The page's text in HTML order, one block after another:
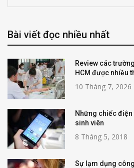
Bài viết đọc nhiều nhất
Review các
HCM được nhiều
10 Tháng 7, 2026
Những chiếc
sinh viên
8 Tháng 5, 2018
Sự lạm dụng